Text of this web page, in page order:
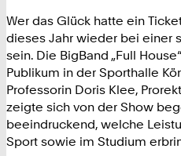
Wer das Glück hatte ein
dieses Jahr wieder bei einer
sein. Die BigBand „Full
Publikum in der Sporthalle
Professorin Doris Klee,
zeigte sich von der Show
beeindruckend, welche
Sport sowie im Studium